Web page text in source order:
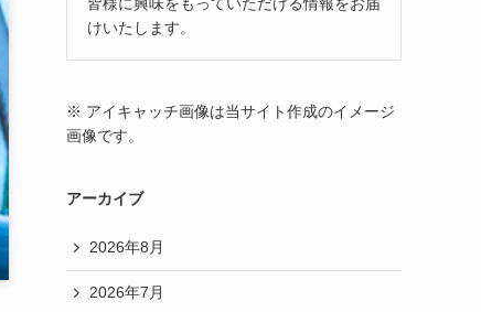
けいたします。
※ アイキャッチ画像は当サイト作成のイメージ
画像です。
アーカイブ
2026年8月
2026年7月